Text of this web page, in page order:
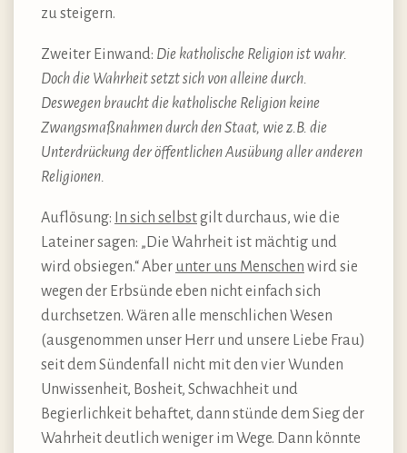
zu steigern.
Zweiter Einwand: Die katholische Religion ist wahr.
Doch die Wahrheit setzt sich von alleine durch.
Deswegen braucht die katholische Religion keine
Zwangsmaßnahmen durch den Staat, wie z.B. die
Unterdrückung der öffentlichen Ausübung aller anderen
Religionen.
Auflösung: In sich selbstgilt durchaus, wie die
Lateiner sagen: „Die Wahrheit ist mächtig und
wird obsiegen.“ Aber unter uns Menschen wird sie
wegen der Erbsünde eben nicht einfach sich
durchsetzen. Wären alle menschlichen Wesen
(ausgenommen unser Herr und unsere Liebe Frau)
seit dem Sündenfall nicht mit den vier Wunden
Unwissenheit, Bosheit, Schwachheit und
Begierlichkeit behaftet, dann stünde dem Sieg der
Wahrheit deutlich weniger im Wege. Dann könnte